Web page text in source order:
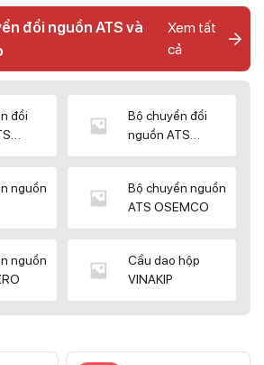
đổi nguồn ATS và
Xem tất
cả
đổi
Bộ chuyển đổi
nguồn ATS
nguồn
Bộ chuyển nguồn
ATS OSEMCO
nguồn
Cầu dao hộp
VINAKIP